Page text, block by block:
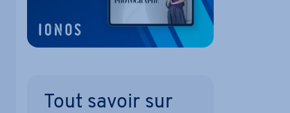
Tout savoir sur